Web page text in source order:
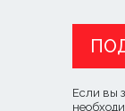
Если вы